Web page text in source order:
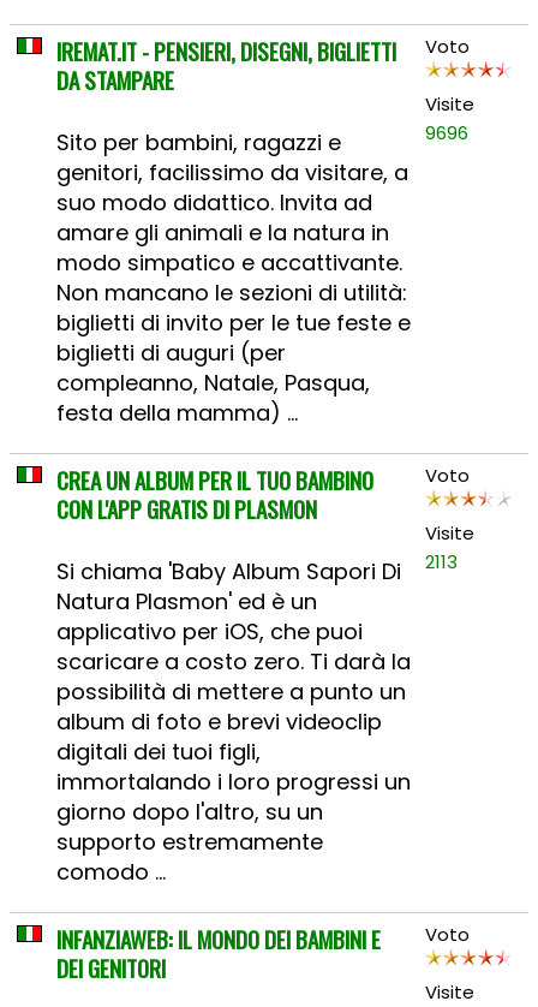
IREMAT.IT - PENSIERI, DISEGNI, BIGLIETTI
DA STAMPARE
Sito per bambini, ragazzi e
genitori, facilissimo da visitare, a
suo modo didattico. Invita ad
amare gli animali e la natura in
modo simpatico e accattivante.
Non mancano le sezioni di utilità:
biglietti di invito per le tue feste e
biglietti di auguri (per
compleanno, Natale, Pasqua,
festa della mamma) ...
Voto
Visite
9696
CREA UN ALBUM PER IL TUO BAMBINO
CON L'APP GRATIS DI PLASMON
Si chiama 'Baby Album Sapori Di
Natura Plasmon' ed è un
applicativo per iOS, che puoi
scaricare a costo zero. Ti darà la
possibilità di mettere a punto un
album di foto e brevi videoclip
digitali dei tuoi figli,
immortalando i loro progressi un
giorno dopo l'altro, su un
supporto estremamente
comodo ...
Voto
Visite
2113
INFANZIAWEB: IL MONDO DEI BAMBINI E
DEI GENITORI
Voto
Visite